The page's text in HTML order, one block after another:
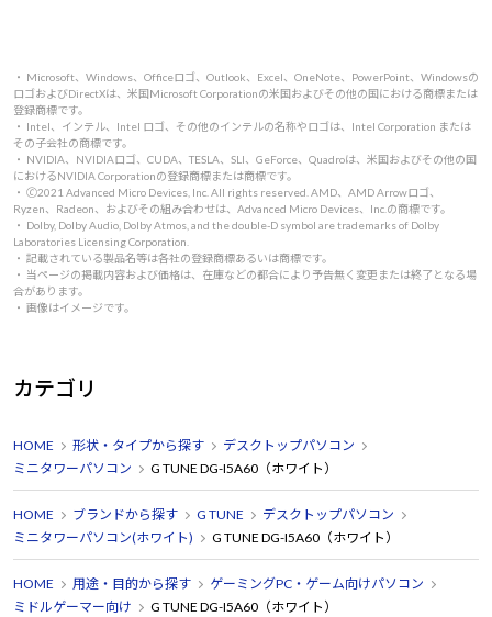
・ Microsoft、Windows、Officeロゴ、Outlook、Excel、OneNote、PowerPoint、Windowsの
ロゴおよびDirectXは、米国Microsoft Corporationの米国およびその他の国における商標または
登録商標です。
・ Intel、インテル、Intel ロゴ、その他のインテルの名称やロゴは、Intel Corporation または
その子会社の商標です。
・ NVIDIA、NVIDIAロゴ、CUDA、TESLA、SLI、GeForce、Quadroは、米国およびその他の国
におけるNVIDIA Corporationの登録商標または商標です。
・ 🄫2021 Advanced Micro Devices, Inc. All rights reserved. AMD、AMD Arrowロゴ、
Ryzen、Radeon、およびその組み合わせは、Advanced Micro Devices、Inc.の商標です。
・ Dolby, Dolby Audio, Dolby Atmos, and the double-D symbol are trademarks of Dolby
Laboratories Licensing Corporation.
・ 記載されている製品名等は各社の登録商標あるいは商標です。
・ 当ページの掲載内容および価格は、在庫などの都合により予告無く変更または終了となる場
合があります。
・ 画像はイメージです。
カテゴリ
HOME 形状・タイプから探す
デスクトップパソコン
ミニタワーパソコン
G TUNE DG-I5A60（ホワイト）
HOME ブランドから探す G TUNE
デスクトップパソコン
ミニタワーパソコン(ホワイト)
G TUNE DG-I5A60（ホワイト）
HOME 用途・目的から探す
ゲーミングPC・ゲーム向けパソコン
ミドルゲーマー向け
G TUNE DG-I5A60（ホワイト）